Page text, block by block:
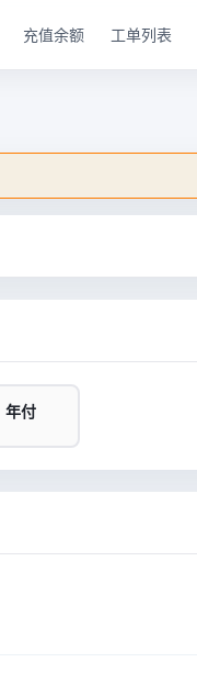
充值余额 工单列表
年付